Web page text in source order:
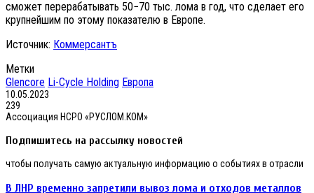
сможет перерабатывать 50−70 тыс. лома в год, что сделает его
крупнейшим по этому показателю в Европе.
Источник: Коммерсантъ
Метки
Glencore Li-Cycle Holding Европа
10.05.2023
239
Ассоциация НСРО «РУСЛОМ.КОМ»
Подпишитесь на рассылку новостей
чтобы получать самую актуальную информацию о событиях в отрасли
В
В ЛНР временно запретили вывоз лома и отходов металлов